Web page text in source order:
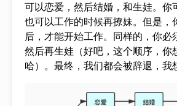
可以恋爱，然后结婚，和生娃。你
也可以工作的时候再撩妹。但是，
后，才能开始工作。同样的，你必
然后再生娃（好吧，这个顺序，你
哈）。最终，我们都会被辞退，我